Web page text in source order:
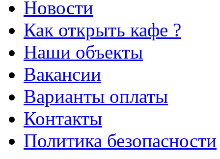
Новости
Как открыть кафе ?
Наши объекты
Вакансии
Варианты оплаты
Контакты
Политика безопасности